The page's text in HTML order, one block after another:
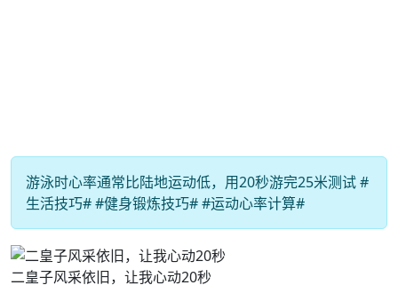
游泳时心率通常比陆地运动低，用20秒游完25米测试 #
生活技巧# #健身锻炼技巧# #运动心率计算#
二皇子风采依旧，让我心动20秒